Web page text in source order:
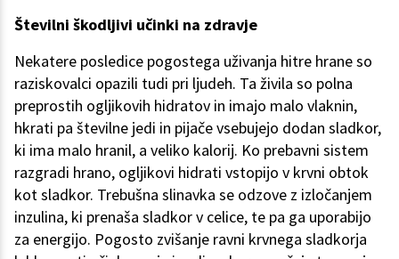
Številni škodljivi učinki na zdravje
Nekatere posledice pogostega uživanja hitre hrane so
raziskovalci opazili tudi pri ljudeh. Ta živila so polna
preprostih ogljikovih hidratov in imajo malo vlaknin,
hkrati pa številne jedi in pijače vsebujejo dodan sladkor,
ki ima malo hranil, a veliko kalorij. Ko prebavni sistem
razgradi hrano, ogljikovi hidrati vstopijo v krvni obtok
kot sladkor. Trebušna slinavka se odzove z izločanjem
inzulina, ki prenaša sladkor v celice, te pa ga uporabijo
za energijo. Pogosto zvišanje ravni krvnega sladkorja